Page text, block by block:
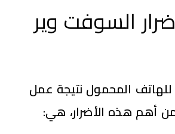
السوفت وير
المحمول نتيجة عمل
أهم هذه الأضرار، هي: